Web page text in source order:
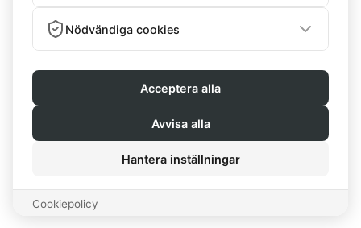
Necessary
Always Enabled
Necessary cookies are absolutely essential for the website to
function properly. This category only includes cookies that
website. These cookies do not store any personal information.
Any cookies that may not be particularly necessary for the
website to function and is used specifically to collect user
personal data via analytics, ads, other embedded contents are
termed as non-necessary cookies. It is mandatory to procure
SAVE & ACCEPT